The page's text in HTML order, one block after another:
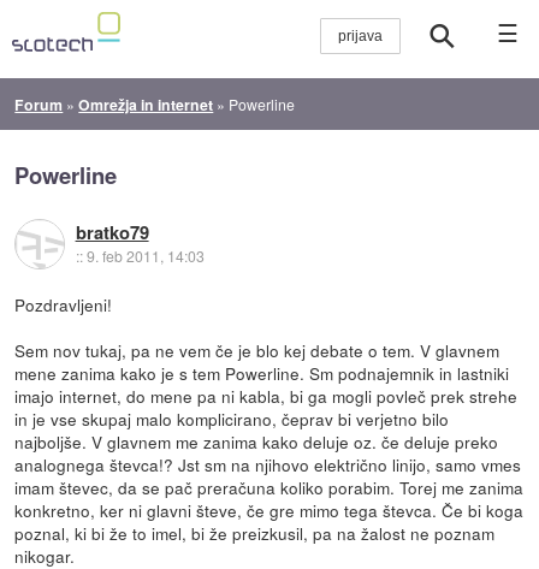
☰
Forum »Omrežja in internet » Powerline
Powerline
bratko79
::9. feb 2011, 14:03
Pozdravljeni!
Sem nov tukaj, pa ne vem če je blo kej debate o tem. V glavnem
mene zanima kako je s tem Powerline. Sm podnajemnik in lastniki
imajo internet, do mene pa ni kabla, bi ga mogli povleč prek strehe
in je vse skupaj malo komplicirano, čeprav bi verjetno bilo
najboljše. V glavnem me zanima kako deluje oz. če deluje preko
analognega števca!? Jst sm na njihovo električno linijo, samo vmes
imam števec, da se pač preračuna koliko porabim. Torej me zanima
konkretno, ker ni glavni števe, če gre mimo tega števca. Če bi koga
poznal, ki bi že to imel, bi že preizkusil, pa na žalost ne poznam
nikogar.